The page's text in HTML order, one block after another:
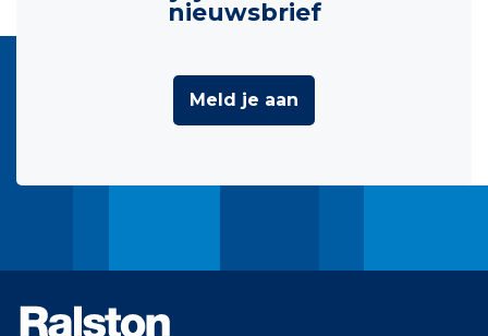
nieuwsbrief
Meld je aan